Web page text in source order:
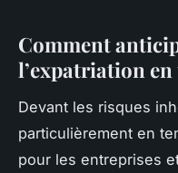
Comment
l’expatriation en
Devant les risques
particulièrement en
pour les entreprises